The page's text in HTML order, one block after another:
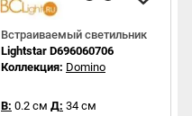
Встраиваемый светильник
Lightstar D696060706
Коллекция: Domino
В: 0.2 см Д: 34 см